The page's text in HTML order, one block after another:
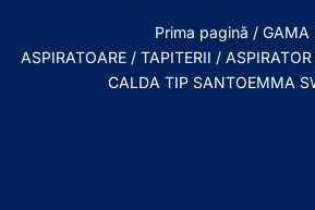
Prima pagină / GAMA
ASPIRATOARE/ TAPITERII /
CALDA TIP SANTOEMMA